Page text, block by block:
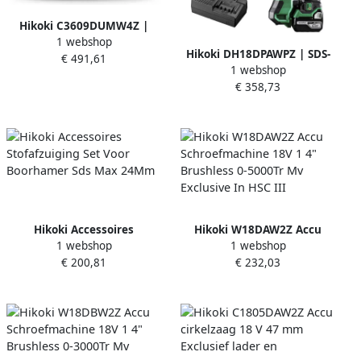
Hikoki C3609DUMW4Z |
Accu cirkelzaag | 36 V |
Zonder accu&apos;s en
1 webshop
€ 491,61
Hikoki DH18DPAWPZ | SDS-
PLUS accu boorhamer 18V 1
3 J | 2x 18V 5 0 Ah accu | in
1 webshop
€ 358,73
Hikoki Accessoires
Stofafzuiging Set Voor
Boorhamer Sds Max 24Mm
1 webshop
€ 200,81
Hikoki W18DAW2Z Accu
Schroefmachine 18V 1 4"
Brushless 0-5000Tr Mv
1 webshop
€ 232,03